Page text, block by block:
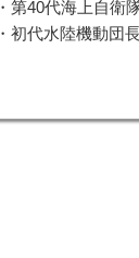
第40代海上自衛
初代水陸機動団